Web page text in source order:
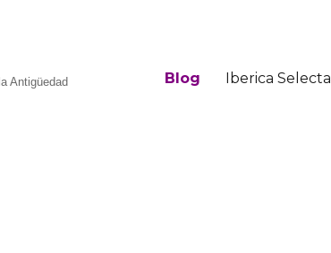
Antigüedad Blog Iberica Selecta